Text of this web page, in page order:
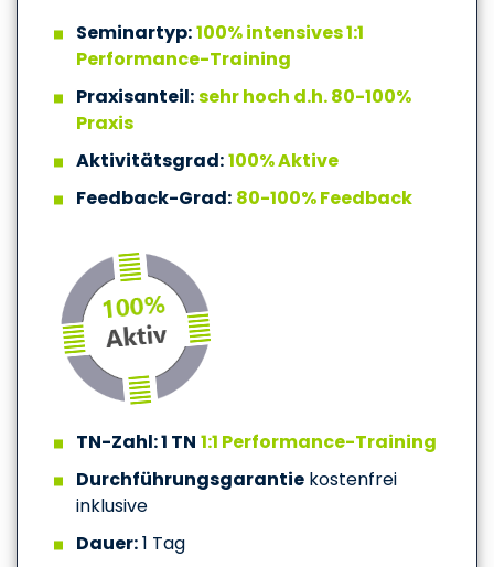
Seminartyp:100% intensives 1:1
Performance-Training
Praxisanteil:sehr hoch d.h. 80-100%
Praxis
Aktivitätsgrad:100% Aktive
Feedback-Grad: 80-100% Feedback
TN-Zahl: 1 TN 1:1 Performance-Training
Durchführungsgarantiekostenfrei
inklusive
Dauer:1 Tag